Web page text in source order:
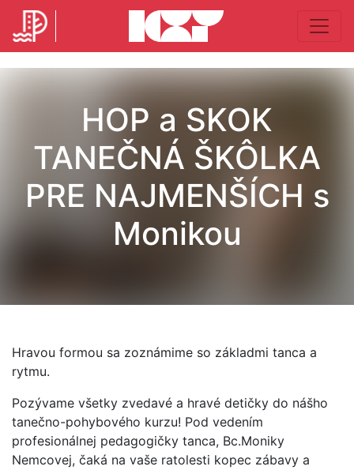
HOP a SKOK
TANEČNÁ ŠKÔLKA
PRE NAJMENŠÍCH s
Monikou
Hravou formou sa zoznámime so základmi tanca a
rytmu.
Pozývame všetky zvedavé a hravé detičky do nášho
tanečno-pohybového kurzu! Pod vedením
profesionálnej pedagogičky tanca, Bc.Moniky
Nemcovej, čaká na vaše ratolesti kopec zábavy a